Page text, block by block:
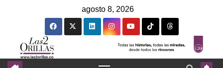
agosto 8, 2026